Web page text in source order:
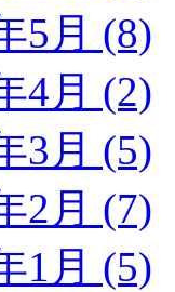
5月 (8)
4月 (2)
3月 (5)
2月 (7)
1月 (5)